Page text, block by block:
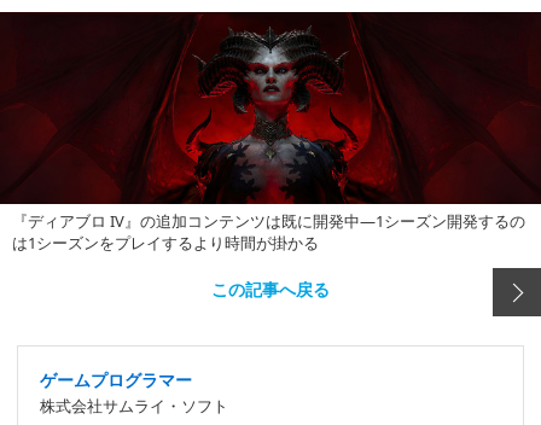
『ディアブロ IV』の追加コンテンツは既に開発中―1シーズン開発するの
は1シーズンをプレイするより時間が掛かる
この記事へ戻る
ゲームプログラマー
株式会社サムライ・ソフト